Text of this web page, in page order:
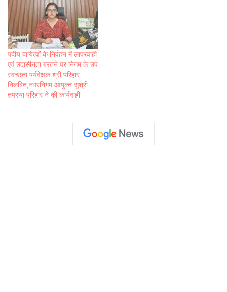
पदीय दायित्वों के निर्वहन में लापरवाही
एवं उदासीनता बरतने पर निगम के उप
स्वच्छता पर्यवेक्षक श्री परिहार
निलंबित,नगरनिगम आयुक्त सुश्री
तपस्या परिहार ने की कार्यवाही